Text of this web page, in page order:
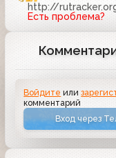
http://
Есть проблема?
Войдите или
комментарий
Вход через